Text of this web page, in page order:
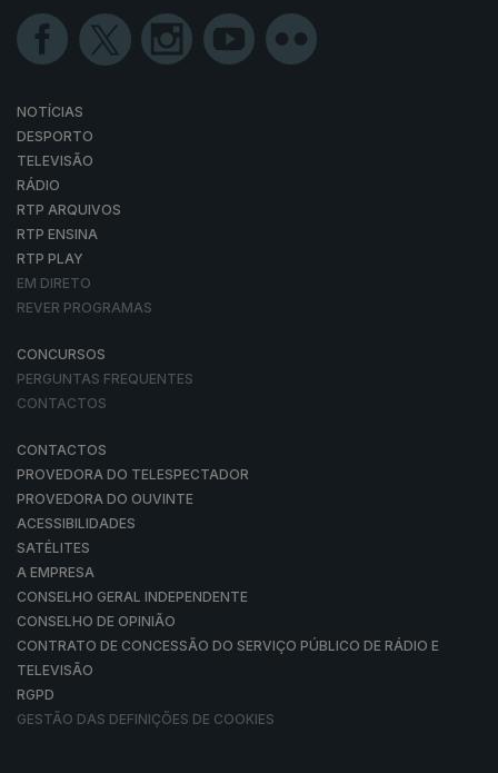
NOTÍCIAS
DESPORTO
TELEVISÃO
RÁDIO
RTP ARQUIVOS
RTP ENSINA
RTP PLAY
EM DIRETO
REVER PROGRAMAS
CONCURSOS
PERGUNTAS FREQUENTES
CONTACTOS
CONTACTOS
PROVEDORA DO TELESPECTADOR
PROVEDORA DO OUVINTE
ACESSIBILIDADES
SATÉLITES
A EMPRESA
CONSELHO GERAL INDEPENDENTE
CONSELHO DE OPINIÃO
CONTRATO DE CONCESSÃO DO SERVIÇO PÚBLICO DE RÁDIO E
TELEVISÃO
RGPD
GESTÃO DAS DEFINIÇÕES DE COOKIES